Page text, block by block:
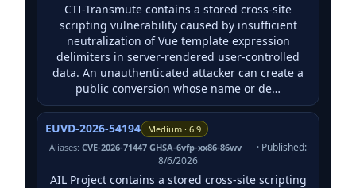
CTI-Transmute contains a stored cross-site
scripting vulnerability caused by insufficient
neutralization of Vue template expression
delimiters in server-rendered user-controlled
data. An unauthenticated attacker can create a
public conversion whose name or de…
EUVD-2026-54194
Medium · 6.9
Aliases: CVE-2026-71447 GHSA-6vfp-xx86-86wv
· Published:
8/6/2026
AIL Project contains a stored cross-site scripting